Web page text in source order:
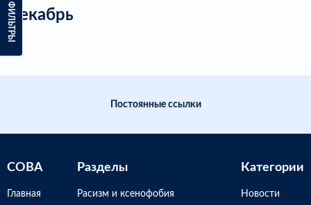
ФИЛЬТРЫ
Декабрь
Постоянные ссылки
СОВА
Главная
Разделы
Расизм и ксенофобия
Категории
Новости